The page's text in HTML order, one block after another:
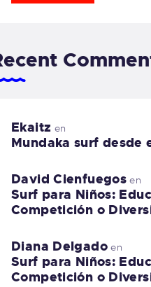
Ekaitz en
Mundaka surf desde
David Cienfuegos en
Surf para Niños:
Competición o
Diana Delgadoen
Surf para Niños:
Competición o